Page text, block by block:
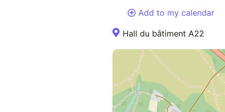
Add to my calendar
Hall du bâtiment A22